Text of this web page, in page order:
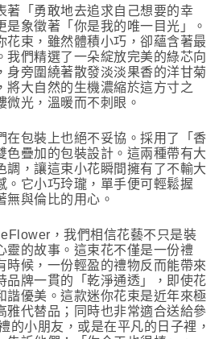
著「勇敢地去追求自己想要的幸
是象徵著「你是我的唯一目光」。
花束，雖然體積小巧，卻蘊含著最
我們精選了一朵綻放完美的綠芯向
身旁圍繞著散發淡淡果香的洋甘菊
將大自然的生機濃縮於這方寸之
微光，溫暖而不刺眼。
在包裝上也絕不妥協。採用了「香
色疊加的包裝設計。這兩種帶有大
調，讓這束小花瞬間擁有了不輸大
。它小巧玲瓏，單手便可輕鬆握
無與倫比的用心。
，我們相信花藝不只是裝
靈的故事。這束花不僅是一份禮
時候，一份輕盈的禮物反而能帶來
品牌一貫的「乾淨通透」，即使花
諧優美。這款迷你花束是近年來極
雅代替品；同時也非常適合送給參
的小朋友，或是在平凡的日子裡，